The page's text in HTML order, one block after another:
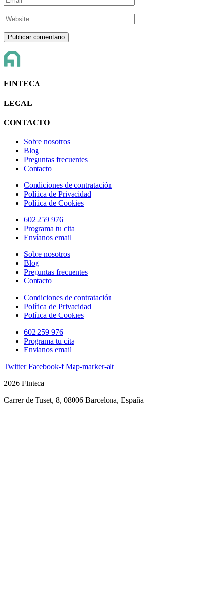
FINTECA
LEGAL
CONTACTO
Sobre nosotros
Blog
Preguntas frecuentes
Contacto
Condiciones de contratación
Política de Privacidad
Política de Cookies
602 259 976
Programa tu cita
Envíanos email
Sobre nosotros
Blog
Preguntas frecuentes
Contacto
Condiciones de contratación
Política de Privacidad
Política de Cookies
602 259 976
Programa tu cita
Envíanos email
Twitter Facebook-f Map-marker-alt
2026 Finteca
Carrer de Tuset, 8, 08006 Barcelona, España